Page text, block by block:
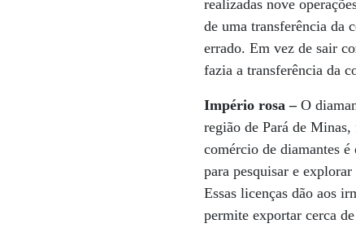
realizadas nove
de uma transferência da
errado. Em vez de sair
fazia a transferência da
Império rosa –O
região de Pará de
comércio de diamantes
para pesquisar e
Essas licenças dão aos
permite exportar cerca